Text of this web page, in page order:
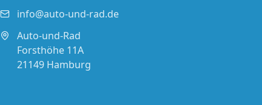
info@auto-und-rad.de
Auto-und-Rad
Forsthöhe 11A
21149 Hamburg